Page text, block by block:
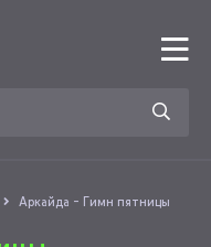
Аркайда - Гимн пятницы